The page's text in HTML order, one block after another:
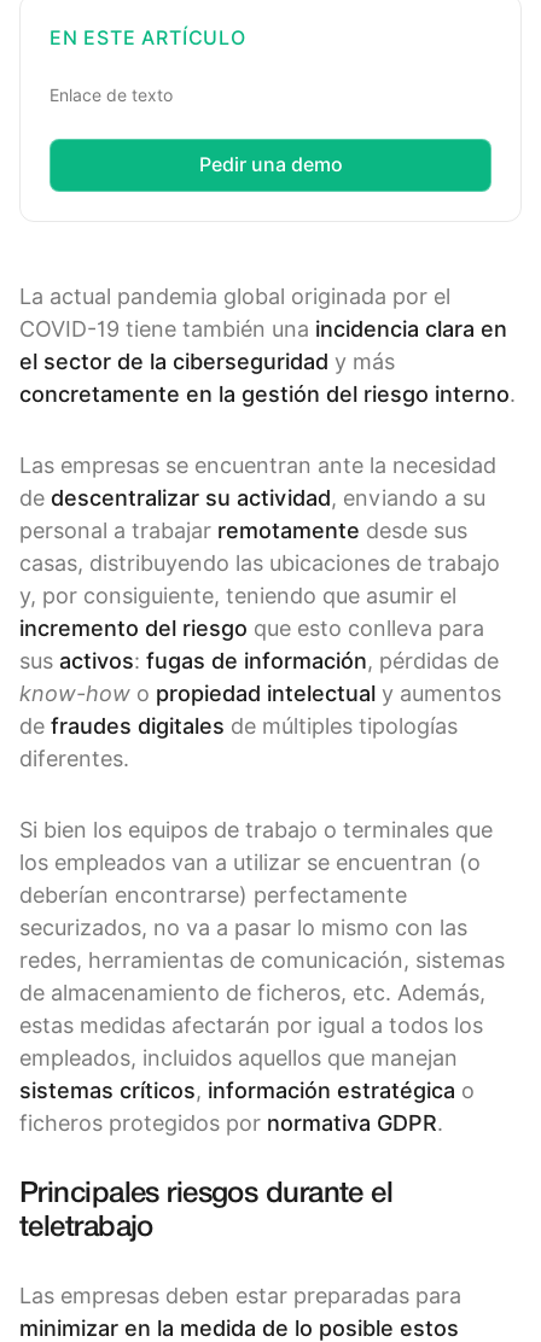
EN ESTE ARTÍCULO
Enlace de texto
Pedir una demo
La actual pandemia global originada por el
COVID-19 tiene también una incidencia clara en
el sector de la ciberseguridad y más
concretamente en la gestión del riesgo interno.
Las empresas se encuentran ante la necesidad
de descentralizar su actividad, enviando a su
personal a trabajar remotamente desde sus
casas, distribuyendo las ubicaciones de trabajo
y, por consiguiente, teniendo que asumir el
incremento del riesgo que esto conlleva para
sus activos: fugas de información, pérdidas de
know-how o propiedad intelectual y aumentos
de fraudes digitales de múltiples tipologías
diferentes.
Si bien los equipos de trabajo o terminales que
los empleados van a utilizar se encuentran (o
deberían encontrarse) perfectamente
securizados, no va a pasar lo mismo con las
redes, herramientas de comunicación, sistemas
de almacenamiento de ficheros, etc. Además,
estas medidas afectarán por igual a todos los
empleados, incluidos aquellos que manejan
sistemas críticos, información estratégica o
ficheros protegidos por normativa GDPR.
Principales riesgos durante el
teletrabajo
Las empresas deben estar preparadas para
minimizar en la medida de lo posible estos